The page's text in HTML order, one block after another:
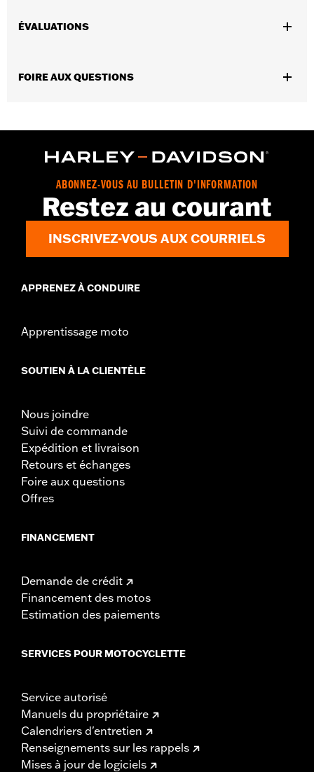
GARANTIE:Garantie limitée de 90 jours – Rendez-vous sur
ÉVALUATIONS
FOIRE AUX QUESTIONS
ABONNEZ-VOUS AU BULLETIN D'INFORMATION
Restez au courant
INSCRIVEZ-VOUS AUX COURRIELS
APPRENEZ À CONDUIRE
Apprentissage moto
SOUTIEN À LA CLIENTÈLE
Nous joindre
Suivi de commande
Expédition et livraison
Retours et échanges
Foire aux questions
Offres
FINANCEMENT
Demande de crédit
Financement des motos
Estimation des paiements
SERVICES POUR MOTOCYCLETTE
Service autorisé
Manuels du propriétaire
Calendriers d'entretien
Renseignements sur les rappels
Mises à jour de logiciels